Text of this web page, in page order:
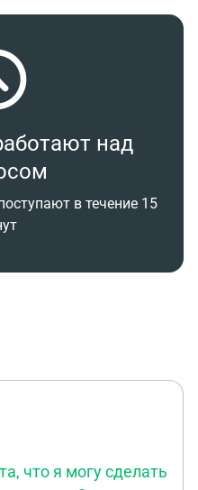
над
в течение 15
что я могу сделать